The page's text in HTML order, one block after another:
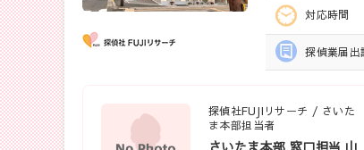
対応時間
探偵業届出
探偵社FUJIリサーチ / さいた
ま本部担当者